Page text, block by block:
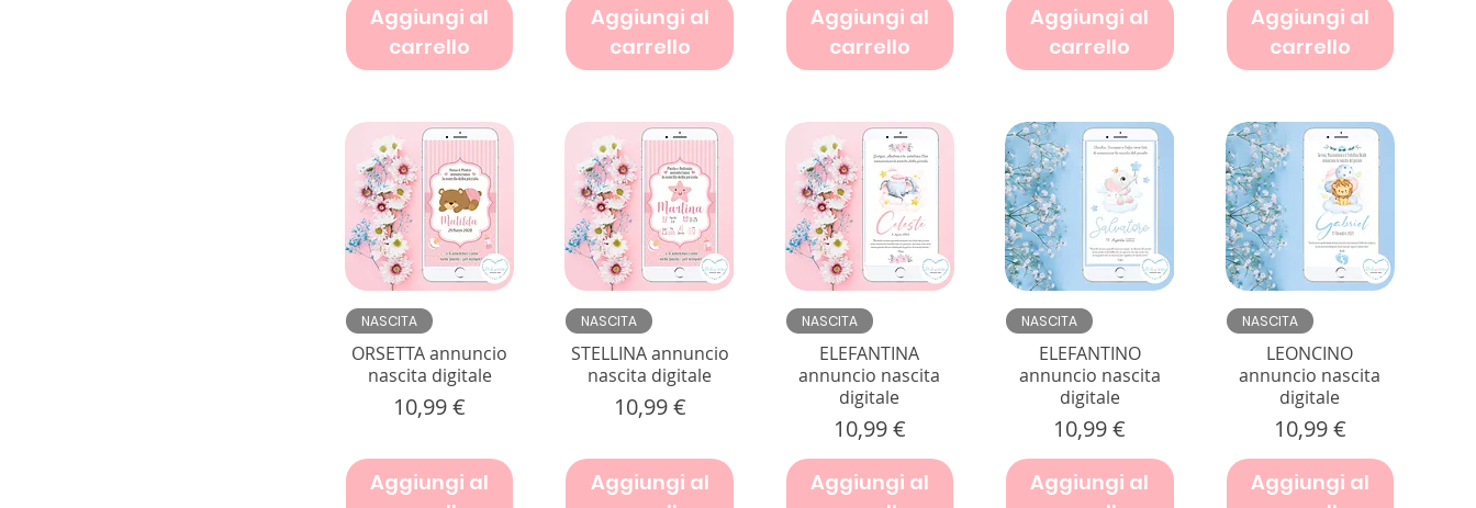
Aggiungi al
carrello
Aggiungi al
carrello
Aggiungi al
carrello
Aggiungi al
carrello
Aggiungi al
carrello
Vista rapida
NASCITA
ORSETTA annuncio
nascita digitale
Prezzo
10,99 €
Aggiungi al
Vista rapida
NASCITA
STELLINA annuncio
nascita digitale
Prezzo
10,99 €
Aggiungi al
Vista rapida
NASCITA
ELEFANTINA
annuncio nascita
digitale
Prezzo
10,99 €
Aggiungi al
Vista rapida
NASCITA
ELEFANTINO
annuncio nascita
digitale
Prezzo
10,99 €
Aggiungi al
Vista rapida
NASCITA
LEONCINO
annuncio nascita
digitale
Prezzo
10,99 €
Aggiungi al